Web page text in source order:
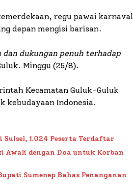
regu pawai karnaval
depan mengisi barisan.
dukungan penuh terhadap
Minggu (25/8).
Kecamatan Guluk-Guluk
kebudayaan Indonesia.
Sulsel, 1.024 Peserta Terdaftar
Awali dengan Doa untuk Korban
Sumenep Bahas Penanganan